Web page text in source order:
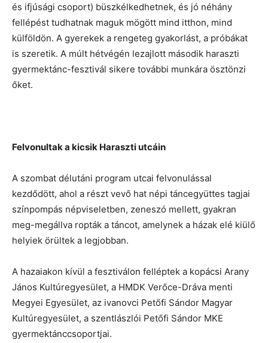
és ifjúsági csoport) büszkélkedhetnek, és jó néhány
fellépést tudhatnak maguk mögött mind itthon, mind
külföldön. A gyerekek a rengeteg gyakorlást, a próbákat
is szeretik. A múlt hétvégén lezajlott második haraszti
gyermektánc-fesztivál sikere további munkára ösztönzi
őket.
Felvonultak a kicsik Haraszti utcáin
A szombat délutáni program utcai felvonulással
kezdődött, ahol a részt vevő hat népi táncegyüttes tagjai
színpompás népviseletben, zeneszó mellett, gyakran
meg-megállva ropták a táncot, amelynek a házak elé kiülő
helyiek örültek a legjobban.
A hazaiakon kívül a fesztiválon felléptek a kopácsi Arany
János Kultúregyesület, a HMDK Verőce-Dráva menti
Megyei Egyesület, az ivanovci Petőfi Sándor Magyar
Kultúregyesület, a szentlászlói Petőfi Sándor MKE
gyermektánccsoportjai.